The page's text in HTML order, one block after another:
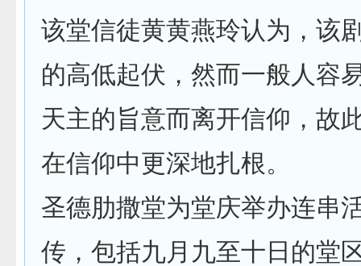
该堂信徒黄黄燕玲认为，该
的高低起伏，然而一般人容
天主的旨意而离开信仰，故
在信仰中更深地扎根。
圣德肋撒堂为堂庆举办连串
传，包括九月九至十日的堂